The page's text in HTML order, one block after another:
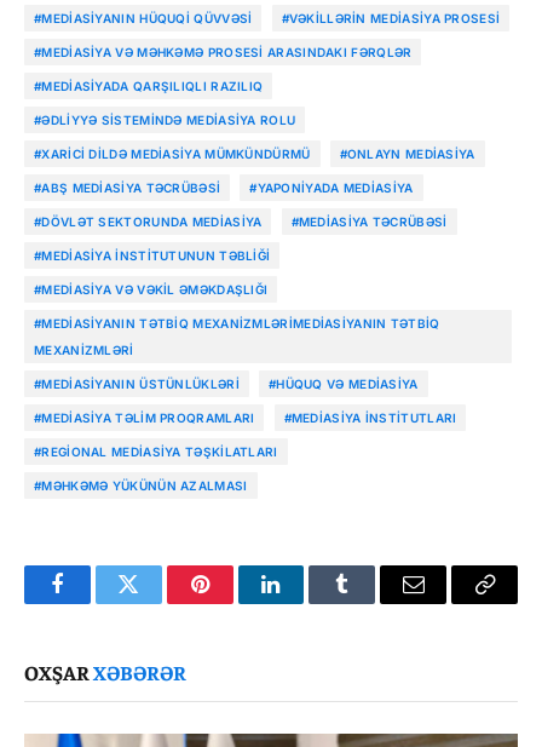
#MEDIASIYANIN HÜQUQI QÜVVƏSI #VƏKILLƏRIN MEDIASIYA PROSESI
#MEDIASIYA VƏ MƏHKƏMƏ PROSESI ARASINDAKI FƏRQLƏR
#MEDIASIYADA QARŞILIQLI RAZILIQ
#ƏDLIYYƏ SISTEMINDƏ MEDIASIYA ROLU
#XARICI DILDƏ MEDIASIYA MÜMKÜNDÜRMÜ #ONLAYN MEDIASIYA
#ABŞ MEDIASIYA TƏCRÜBƏSI #YAPONIYADA MEDIASIYA
#DÖVLƏT SEKTORUNDA MEDIASIYA #MEDIASIYA TƏCRÜBƏSI
#MEDIASIYA INSTITUTUNUN TƏBLIĞI
#MEDIASIYA VƏ VƏKIL ƏMƏKDAŞLIĞI
#MEDIASIYANIN TƏTBIQ MEXANIZMLƏRIMEDIASIYANIN TƏTBIQ
MEXANIZMLƏRI
#MEDIASIYANIN ÜSTÜNLÜKLƏRI #HÜQUQ VƏ MEDIASIYA
#MEDIASIYA TƏLIM PROQRAMLARI #MEDIASIYA INSTITUTLARI
#REGIONAL MEDIASIYA TƏŞKILATLARI
#MƏHKƏMƏ YÜKÜNÜN AZALMASI
FacebookTwitter PinterestLinkedInTumblr Email
Copy
OXŞARXƏBƏRƏR